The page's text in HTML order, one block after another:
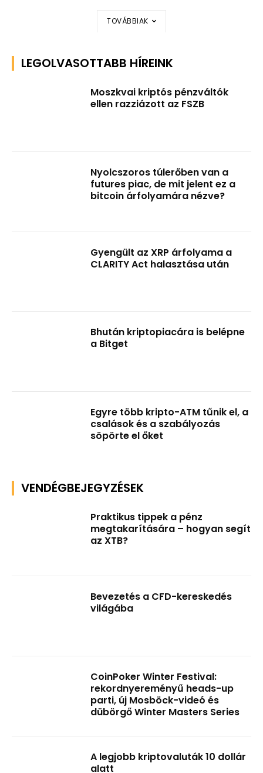
TOVÁBBIAK
LEGOLVASOTTABB HÍREINK
Moszkvai kriptós pénzváltók
ellen razziázott az FSZB
Nyolcszoros túlerőben van a
futures piac, de mit jelent ez a
bitcoin árfolyamára nézve?
Gyengült az XRP árfolyama a
CLARITY Act halasztása után
Bhután kriptopiacára is belépne
a Bitget
Egyre több kripto-ATM tűnik el, a
csalások és a szabályozás
söpörte el őket
VENDÉGBEJEGYZÉSEK
Praktikus tippek a pénz
megtakarítására – hogyan segít
az XTB?
Bevezetés a CFD-kereskedés
világába
CoinPoker Winter Festival:
rekordnyereményű heads-up
parti, új Mosböck-videó és
dübörgő Winter Masters Series
A legjobb kriptovaluták 10 dollár
alatt